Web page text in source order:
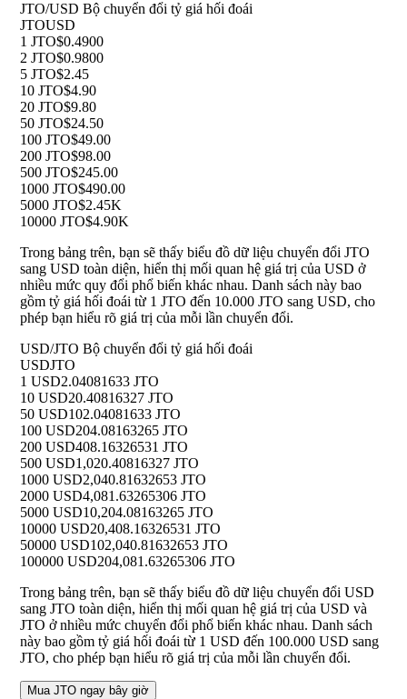
JTO/USD Bộ chuyển đổi tỷ giá hối đoái
JTOUSD
1 JTO$0.4900
2 JTO$0.9800
5 JTO$2.45
10 JTO$4.90
20 JTO$9.80
50 JTO$24.50
100 JTO$49.00
200 JTO$98.00
500 JTO$245.00
1000 JTO$490.00
5000 JTO$2.45K
10000 JTO$4.90K
Trong bảng trên, bạn sẽ thấy biểu đồ dữ liệu chuyển đổi JTO
sang USD toàn diện, hiển thị mối quan hệ giá trị của USD ở
nhiều mức quy đổi phổ biến khác nhau. Danh sách này bao
gồm tỷ giá hối đoái từ 1 JTO đến 10.000 JTO sang USD, cho
phép bạn hiểu rõ giá trị của mỗi lần chuyển đổi.
USD/JTO Bộ chuyển đổi tỷ giá hối đoái
USDJTO
1 USD2.04081633 JTO
10 USD20.40816327 JTO
50 USD102.04081633 JTO
100 USD204.08163265 JTO
200 USD408.16326531 JTO
500 USD1,020.40816327 JTO
1000 USD2,040.81632653 JTO
2000 USD4,081.63265306 JTO
5000 USD10,204.08163265 JTO
10000 USD20,408.16326531 JTO
50000 USD102,040.81632653 JTO
100000 USD204,081.63265306 JTO
Trong bảng trên, bạn sẽ thấy biểu đồ dữ liệu chuyển đổi USD
sang JTO toàn diện, hiển thị mối quan hệ giá trị của USD và
JTO ở nhiều mức chuyển đổi phổ biến khác nhau. Danh sách
này bao gồm tỷ giá hối đoái từ 1 USD đến 100.000 USD sang
JTO, cho phép bạn hiểu rõ giá trị của mỗi lần chuyển đổi.
Mua JTO ngay bây giờ